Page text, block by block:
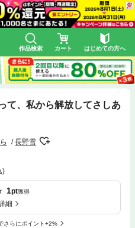
作品検索 カート はじめての方へ
て、私から解放してさしあ
長野雪
)
1pt獲得
細
さらにポイント+2%